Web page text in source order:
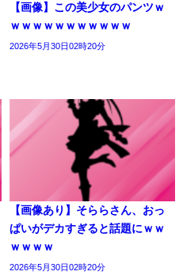
【画像】この美少女のパンツｗ
ｗｗｗｗｗｗｗｗｗｗｗ
2026年5月30日02時20分
【画像あり】そららさん、おっ
ぱいがデカすぎると話題にｗｗ
ｗｗｗｗ
2026年5月30日02時20分